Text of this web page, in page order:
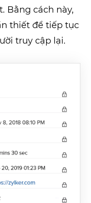
Bằng cách này,
thiết để tiếp tục
truy cập lại.